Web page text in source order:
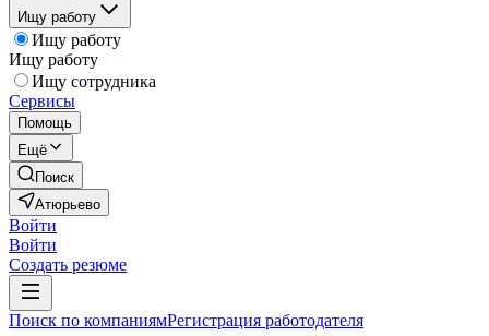
Ищу работу
Ищу работу
Ищу работу
Ищу сотрудника
Сервисы
Помощь
Ещё
Поиск
Атюрьево
Войти
Войти
Создать резюме
Поиск по компаниямРегистрация работодателя